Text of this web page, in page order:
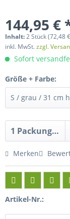
144,95 €
Inhalt:2 Stück (72,48
inkl. MwSt.zzgl.
Sofort
Größe + Farbe:
Merken
Artikel-Nr.: